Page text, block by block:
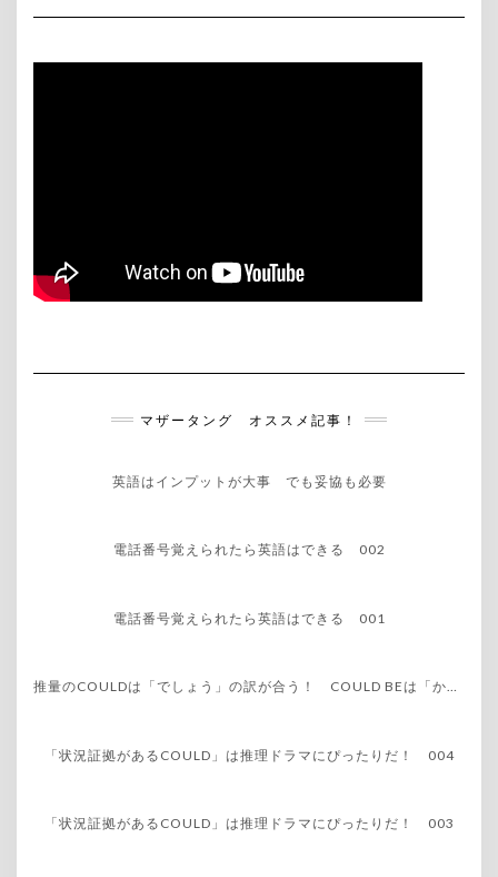
マザータング オススメ記事！
英語はインプットが大事 でも妥協も必要
電話番号覚えられたら英語はできる 002
電話番号覚えられたら英語はできる 001
推量のCOULDは「でしょう」の訳が合う！ COULD BEは「かもしれない」より「かもよ！」（公開）
「状況証拠があるCOULD」は推理ドラマにぴったりだ！ 004
「状況証拠があるCOULD」は推理ドラマにぴったりだ！ 003